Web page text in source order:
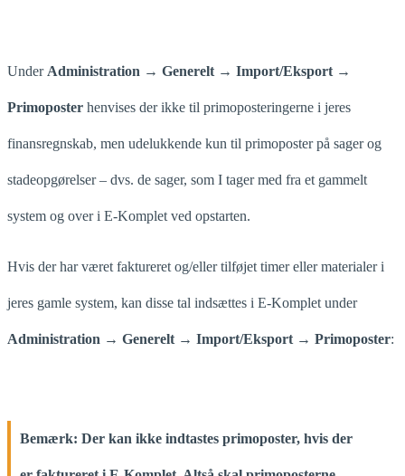
Under Administration → Generelt → Import/Eksport →
Primoposter henvises der ikke til primoposteringerne i jeres
finansregnskab, men udelukkende kun til primoposter på sager og
stadeopgørelser – dvs. de sager, som I tager med fra et gammelt
system og over i E-Komplet ved opstarten.
Hvis der har været faktureret og/eller tilføjet timer eller materialer i
jeres gamle system, kan disse tal indsættes i E-Komplet under
Administration → Generelt → Import/Eksport → Primoposter:
Bemærk: Der kan ikke indtastes primoposter, hvis der